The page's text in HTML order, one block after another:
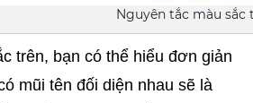
Nguyên tắc màu
trên, bạn có thể hiểu đơn giản
mũi tên đối diện nhau sẽ là